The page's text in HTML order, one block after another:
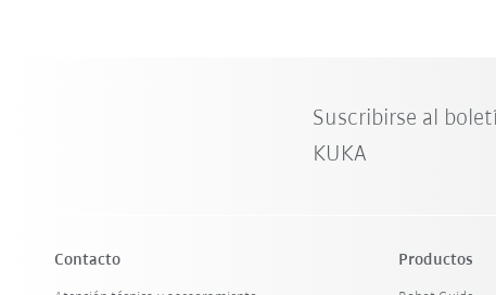
Suscribirse al
KUKA
Contacto Productos